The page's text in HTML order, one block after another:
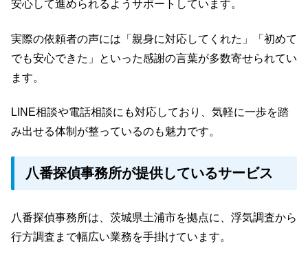
安心して進められるようサポートしています。
実際の依頼者の声には「親身に対応してくれた」「初めて
でも安心できた」といった感謝の言葉が多数寄せられてい
ます。
LINE相談や電話相談にも対応しており、気軽に一歩を踏
み出せる体制が整っているのも魅力です。
八番探偵事務所が提供しているサービス
八番探偵事務所は、茨城県土浦市を拠点に、浮気調査から
行方調査まで幅広い業務を手掛けています。